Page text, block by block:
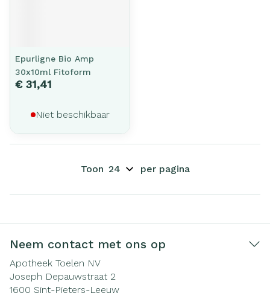
Epurligne Bio Amp
30x10ml Fitoform
€ 31,41
Niet beschikbaar
Toon per pagina
Neem contact met ons op
Apotheek Toelen NV
Joseph Depauwstraat 2
1600 Sint-Pieters-Leeuw